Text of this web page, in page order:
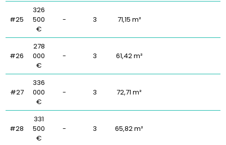
#25
326
500
€
- 3 71,15 m²
#26
278
000
€
- 3 61,42 m²
#27
336
000
€
- 3 72,71 m²
#28
331
500
€
- 3 65,82 m²